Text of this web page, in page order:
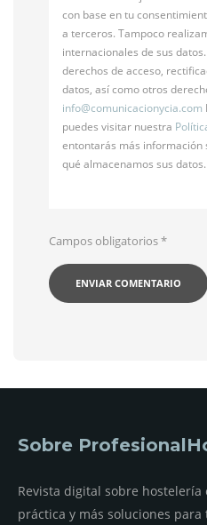
con base en tu
a terceros. Tampoco
internacionales de sus
derechos de acceso,
datos, así como otros
info@comunicacionycia.com
puedes visitar nuestra
entontarás más información
qué almacenamos sus datos.
Campos obligatorios*
Sobre
Revista digital sobre
práctica y más soluciones